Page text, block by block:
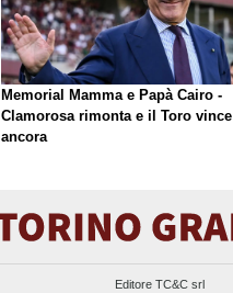
Memorial Mamma e Papà Cairo -
Clamorosa rimonta e il Toro vince
ancora
Editore TC&C srl